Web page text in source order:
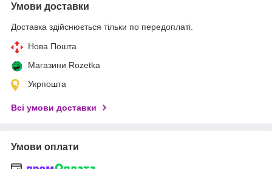
Умови доставки
Доставка здійснюється тільки по передоплаті.
Нова Пошта
Магазини Rozetka
Укрпошта
Всі умови доставки
Умови оплати